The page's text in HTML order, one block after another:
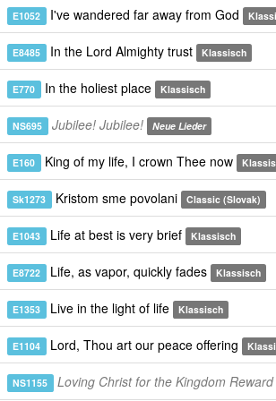
E1052 I've wandered far away from God
E8485 In the Lord Almighty trust Klassisch
E770 In the holiest place Klassisch
NS695 Jubilee! Jubilee! Neue Lieder
E160 King of my life, I crown Thee now
Sk1273 Kristom sme povolani Classic (Slovak)
E1043 Life at best is very brief Klassisch
E8722 Life, as vapor, quickly fades Klassisch
E1353 Live in the light of life Klassisch
E1104 Lord, Thou art our peace offering
NS1155 Loving Christ for the Kingdom Reward